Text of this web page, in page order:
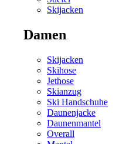
Skijacken
Damen
Skijacken
Skihose
Jethose
Skianzug
Ski Handschuhe
Daunenjacke
Daunenmantel
Overall